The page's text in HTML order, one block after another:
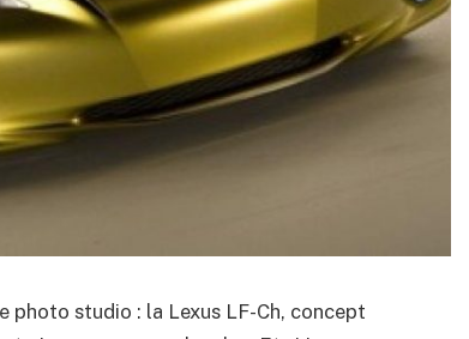
photo studio : la Lexus LF-Ch, concept